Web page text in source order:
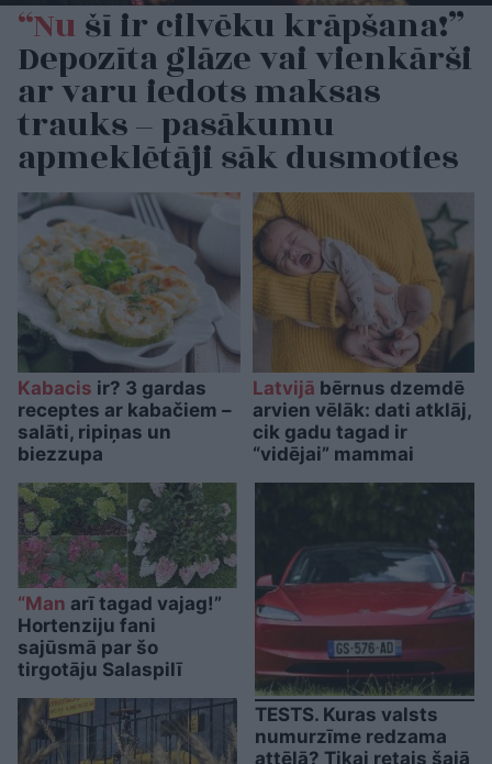
“Nušī ir cilvēku krāpšana!”
Depozīta glāze vai vienkārši
ar varu iedots maksas
trauks – pasākumu
apmeklētāji sāk dusmoties
Kabacis ir? 3 gardas
receptes ar kabačiem –
salāti, ripiņas un
biezzupa
Latvijā bērnus dzemdē
arvien vēlāk: dati atklāj,
cik gadu tagad ir
“vidējai” mammai
“Man arī tagad vajag!”
Hortenziju fani
sajūsmā par šo
tirgotāju Salaspilī
TESTS. Kuras valsts
numurzīme redzama
attēlā? Tikai retais šajā